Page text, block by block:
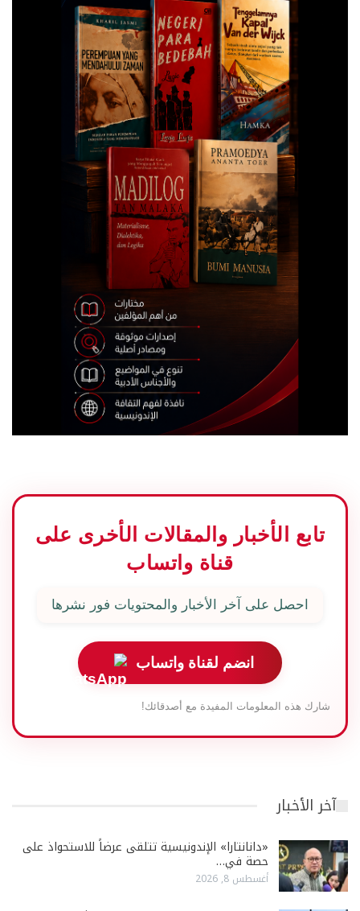
تابع الأخبار والمقالات الأخرى على
قناة واتساب
احصل على آخر الأخبار والمحتويات فور نشرها
انضم لقناة واتساب
شارك هذه المعلومات المفيدة مع أصدقائك!
آخر الأخبار
«دانانتارا» الإندونيسية تتلقى عرضاً للاستحواذ على
حصة في…
أغسطس 8, 2026